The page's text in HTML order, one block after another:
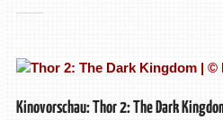
Kinovorschau: Thor 2: The Dark